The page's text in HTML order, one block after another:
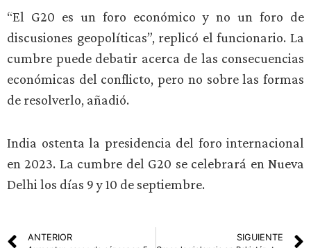
“El G20 es un foro económico y no un foro de
discusiones geopolíticas”, replicó el funcionario. La
cumbre puede debatir acerca de las consecuencias
económicas del conflicto, pero no sobre las formas
de resolverlo, añadió.
India ostenta la presidencia del foro internacional
en 2023. La cumbre del G20 se celebrará en Nueva
Delhi los días 9 y 10 de septiembre.
ANTERIOR SIGUIENTE